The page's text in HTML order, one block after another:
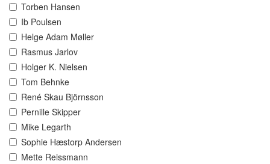
Torben Hansen
Ib Poulsen
Helge Adam Møller
Rasmus Jarlov
Holger K. Nielsen
Tom Behnke
René Skau Björnsson
Pernille Skipper
Mike Legarth
Sophie Hæstorp Andersen
Mette Reissmann